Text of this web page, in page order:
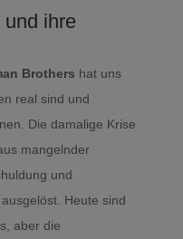
ihre
Brothers hat uns
real sind und
Die damalige Krise
mangelnder
und
Heute sind
aber die